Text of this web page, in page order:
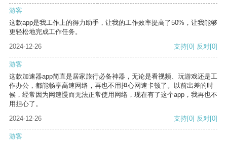
游客
这款app是我工作上的得力助手，让我的工作效率提高了50%，让我能够
更轻松地完成工作任务。
2024-12-26
支持[0] 反对[0]
游客
这款加速器app简直是居家旅行必备神器，无论是看视频、玩游戏还是工
作办公，都能畅享高速网络，再也不用担心网速卡顿了。以前出差的时
候，经常因为网速慢而无法正常使用网络，现在有了这个app，我再也不
用担心了。
2024-12-26
支持[0] 反对[0]
游客